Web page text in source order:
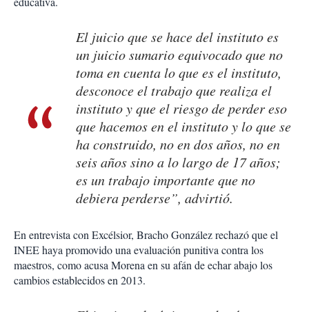
El juicio que se hace del instituto es
un juicio sumario equivocado que no
toma en cuenta lo que es el instituto,
desconoce el trabajo que realiza el
instituto y que el riesgo de perder eso
que hacemos en el instituto y lo que se
ha construido, no en dos años, no en
seis años sino a lo largo de 17 años;
es un trabajo importante que no
debiera perderse”, advirtió.
En entrevista con Excélsior, Bracho González rechazó que el
INEE haya promovido una evaluación punitiva contra los
maestros, como acusa Morena en su afán de echar abajo los
cambios establecidos en 2013.